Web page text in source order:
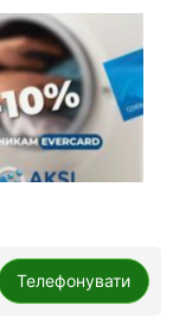
Телефонувати